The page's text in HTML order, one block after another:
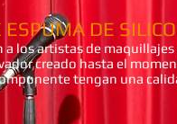
ESPUMA DE
los artistas de maquillajes
creado hasta el
tengan una